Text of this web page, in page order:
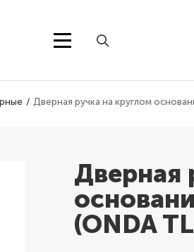
Дверная ручка на круглом
Дверная
(ONDA